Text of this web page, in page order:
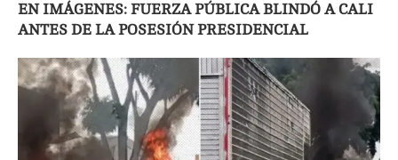
EN IMÁGENES: FUERZA PÚBLICA BLINDÓ A CALI
ANTES DE LA POSESIÓN PRESIDENCIAL